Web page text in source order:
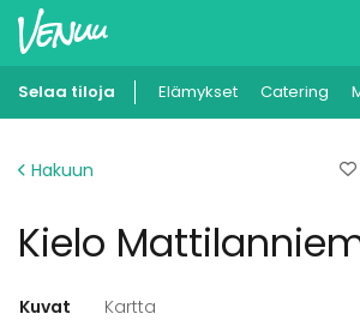
Muistilistasi
Ilmoita kohteesi
Selaa tiloja Elämykset Catering
Hakuun
Kielo
Kuvat Kartta